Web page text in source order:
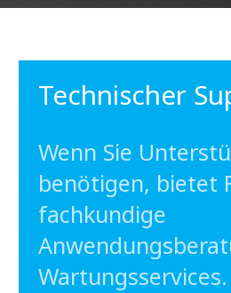
Technischer
Wenn Sie
benötigen, bietet
fachkundige
Wartungsservices.